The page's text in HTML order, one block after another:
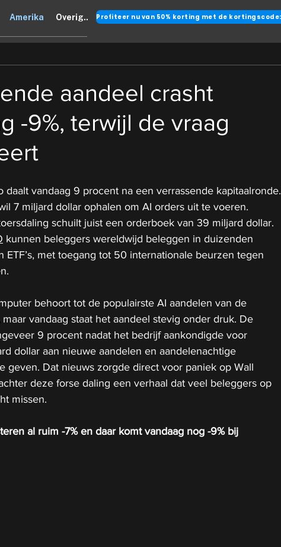
Amerika Overig..
aandeel crasht
-9%, terwijl de vraag
daalt vandaag 9 procent na een verrassende kapitaalronde.
7 miljard dollar ophalen om AI orders uit te voeren.
schuilt juist een orderboek van 39 miljard dollar.
kunnen beleggers wereldwijd beleggen in duizenden
ETF’s, met toegang tot 50 internationale beurzen tegen
behoort tot de populairste AI aandelen van de
vandaag staat het aandeel stevig onder druk. De
9 procent nadat het bedrijf aankondigde voor
dollar aan nieuwe aandelen en aandelenachtige
geven. Dat nieuws zorgde direct voor paniek op Wall
deze forse daling een verhaal dat veel beleggers op
missen.
al ruim -7% en daar komt vandaag nog -9% bij